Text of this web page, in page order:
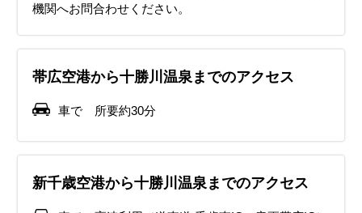
機関へお問合わせください。
帯広空港から十勝川温泉までのアクセス
車で 所要約30分
新千歳空港から十勝川温泉までのアクセス